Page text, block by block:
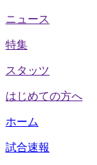
ニュース
特集
スタッツ
はじめての方へ
ホーム
試合速報